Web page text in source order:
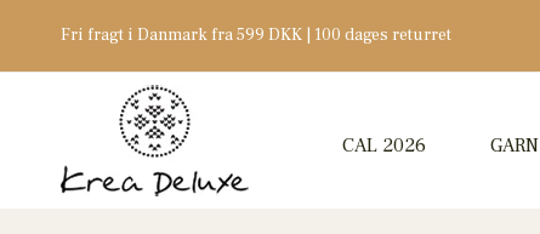
Fri fragt i Danmark fra 599 DKK | 100 dages returret
CAL 2026 GARN